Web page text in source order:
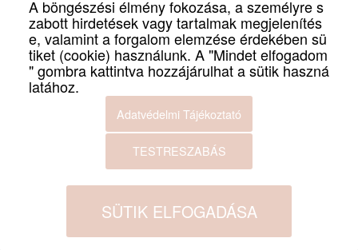
cikkszám
Evoke20WW
Az Evoke 20 egy teljes méretű, állványra szerelhető
hangszóró, amelyet szinte bármilyen méretű térbe szántak.
Erőteljes 18 cm-es középső/basszus hangszórója biztosítja,
hogy akkor is bevetheti az erejét, amikor nehéz dolgokra
van szükség, míg a 28 mm-es lágy dómos magassugárzó
gondoskodik a finom részletekről. És persze dán dizájnja
fantasztikusan néz ki, bárhová is helyezi. Ideális párosítás.
Nettó:
A böngészési élmény fokozása, a személyre s
zabott hirdetések vagy tartalmak megjelenítés
e, valamint a forgalom elemzése érdekében sü
tiket (cookie) használunk. A "Mindet elfogadom
" gombra kattintva hozzájárulhat a sütik haszná
latához.
Adatvédelmi Tájékoztató
TESTRESZABÁS
SÜTIK ELFOGADÁSA